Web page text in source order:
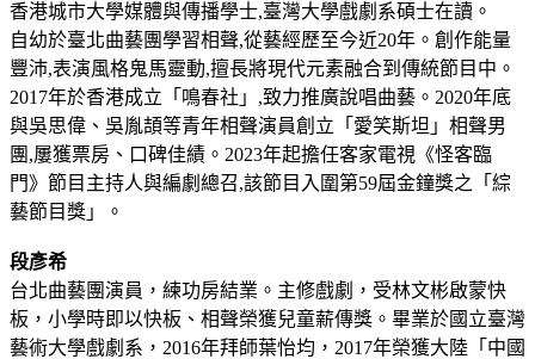
香港城市大學媒體與傳播學士,臺灣大學戲劇系碩士在讀。
自幼於臺北曲藝團學習相聲,從藝經歷至今近20年。創作能量
豐沛,表演風格鬼馬靈動,擅長將現代元素融合到傳統節目中。
2017年於香港成立「鳴春社」,致力推廣說唱曲藝。2020年底
與吳思偉、吳胤頡等青年相聲演員創立「愛笑斯坦」相聲男
團,屢獲票房、口碑佳績。2023年起擔任客家電視《怪客臨
門》節目主持人與編劇總召,該節目入圍第59屆金鐘獎之「綜
藝節目獎」。
段彥希
台北曲藝團演員，練功房結業。主修戲劇，受林文彬啟蒙快
板，小學時即以快板、相聲榮獲兒童薪傳獎。畢業於國立臺灣
藝術大學戲劇系，2016年拜師葉怡均，2017年榮獲大陸「中國